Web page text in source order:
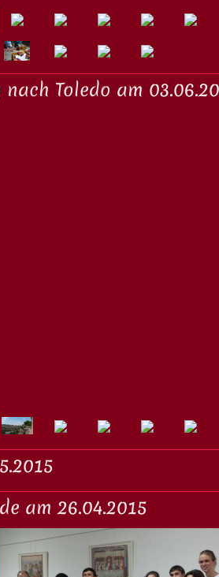
Toledo am
am 26.04.2015